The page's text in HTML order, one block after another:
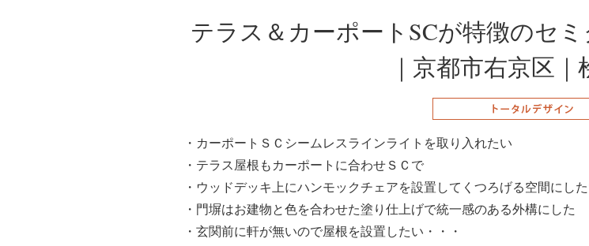
テラス＆カーポートSCが特徴のセ
｜京都市右京区
・カーポートＳＣシームレスラインライトを取り入れたい
・テラス屋根もカーポートに合わせＳＣで
・ウッドデッキ上にハンモックチェアを設置してくつろげる空間にした
・門塀はお建物と色を合わせた塗り仕上げで統一感のある外構にした
・玄関前に軒が無いので屋根を設置したい・・・